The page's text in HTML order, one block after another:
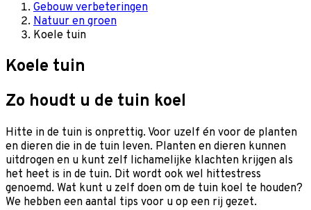
Gebouw verbeteringen
Natuur en groen
Koele tuin
Koele tuin
Zo houdt u de tuin koel
Hitte in de tuin is onprettig. Voor uzelf én voor de planten
en dieren die in de tuin leven. Planten en dieren kunnen
uitdrogen en u kunt zelf lichamelijke klachten krijgen als
het heet is in de tuin. Dit wordt ook wel hittestress
genoemd. Wat kunt u zelf doen om de tuin koel te houden?
We hebben een aantal tips voor u op een rij gezet.